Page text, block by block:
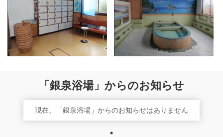
「銀泉浴場」からのお知らせ
現在、「銀泉浴場」からのお知らせはありません